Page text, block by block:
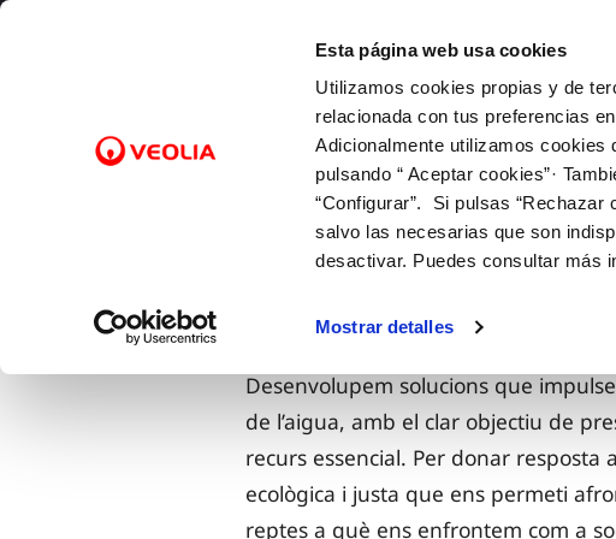
Esta página web usa cookies
Utilizamos cookies propias y de
relacionada con tus preferencias
Adicionalmente utilizamos
pulsando “ Aceptar cookies”·
“Configurar”. Si pulsas
salvo las necesarias que son
desactivar. Puedes consultar más
Mostrar detalles
Gestions en Línia
FACTURES, PAGAMENTS I
12 Gotes (quota fixa mensual)
Pago de facturas
Cambio titular
Baixa de
El Teu
Entén la teva factura
ATENCIÓ AL
Canals de contacte
Servialertes
Mapa d'obres i
EL NOSTRE PAPER EN EL CICLE URBÀ
Transport i emmagatzematge
Clavegueram
QUALITAT
Control de la
ELS NOSTRES
Amb les persones
Amb el medi
Els nostres compromisos
AMB EL MEDI AMBIENT
Desenvolupem solucions que
de l’aigua, amb el clar objectiu de
recurs essencial. Per donar resposta
ecològica i justa que ens permeti
reptes a què ens enfrontem com a